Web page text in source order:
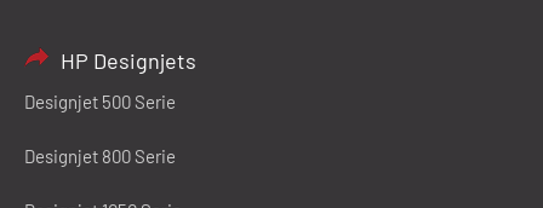
HP Designjets
Designjet 500 Serie
Designjet 800 Serie